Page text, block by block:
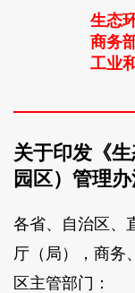
生态
商务
工业
关于印发《
园区）管理
各省、自治区、
厅（局），商务
区主管部门：